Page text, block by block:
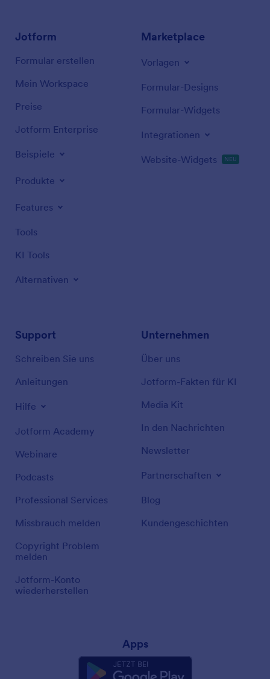
Jotform
Formular erstellen
Mein Workspace
Preise
Jotform Enterprise
Beispiele
Produkte
Features
Tools
KI Tools
Alternativen
Marketplace
Vorlagen
Formular-Designs
Formular-Widgets
Integrationen
Website-Widgets NEU
Support
Schreiben Sie uns
Anleitungen
Hilfe
Jotform Academy
Webinare
Podcasts
Professional Services
Missbrauch melden
Copyright Problem
melden
Jotform-Konto
wiederherstellen
Unternehmen
Über uns
Jotform-Fakten für KI
Media Kit
In den Nachrichten
Newsletter
Partnerschaften
Blog
Kundengeschichten
Apps